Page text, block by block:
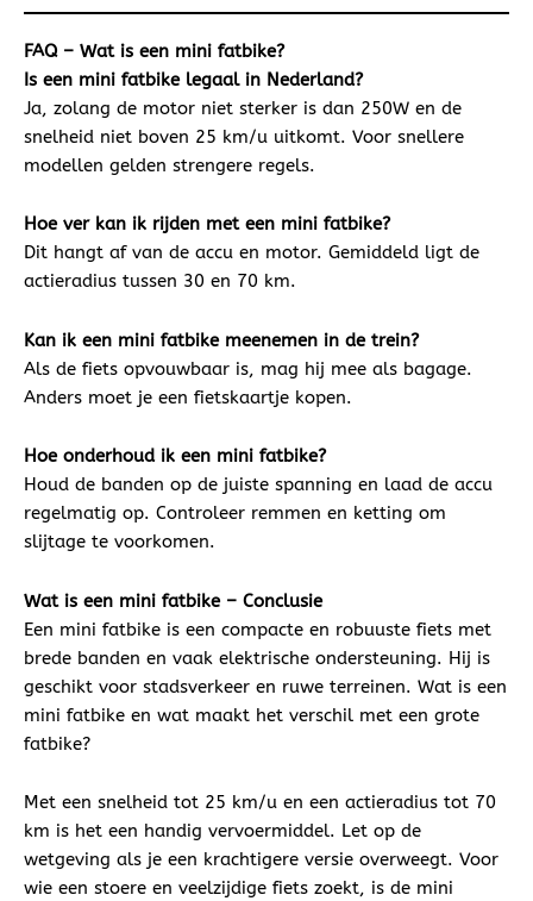
FAQ – Wat is een mini fatbike?
Is een mini fatbike legaal in Nederland?
Ja, zolang de motor niet sterker is dan 250W en de
snelheid niet boven 25 km/u uitkomt. Voor snellere
modellen gelden strengere regels.
Hoe ver kan ik rijden met een mini fatbike?
Dit hangt af van de accu en motor. Gemiddeld ligt de
actieradius tussen 30 en 70 km.
Kan ik een mini fatbike meenemen in de trein?
Als de fiets opvouwbaar is, mag hij mee als bagage.
Anders moet je een fietskaartje kopen.
Hoe onderhoud ik een mini fatbike?
Houd de banden op de juiste spanning en laad de accu
regelmatig op. Controleer remmen en ketting om
slijtage te voorkomen.
Wat is een mini fatbike – Conclusie
Een mini fatbike is een compacte en robuuste fiets met
brede banden en vaak elektrische ondersteuning. Hij is
geschikt voor stadsverkeer en ruwe terreinen. Wat is een
mini fatbike en wat maakt het verschil met een grote
fatbike?
Met een snelheid tot 25 km/u en een actieradius tot 70
km is het een handig vervoermiddel. Let op de
wetgeving als je een krachtigere versie overweegt. Voor
wie een stoere en veelzijdige fiets zoekt, is de mini